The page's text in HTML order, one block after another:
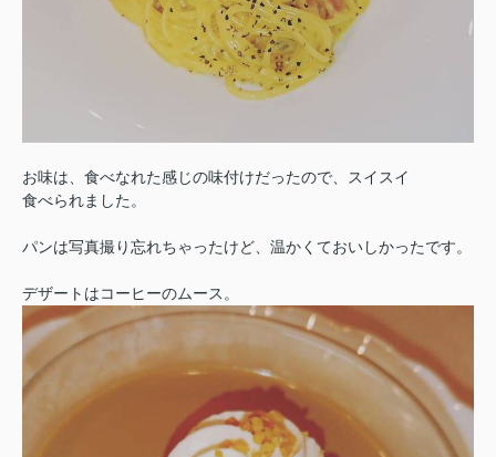
お味は、食べなれた感じの味付けだったので、スイスイ
食べられました。
パンは写真撮り忘れちゃったけど、温かくておいしかったです。
デザートはコーヒーのムース。